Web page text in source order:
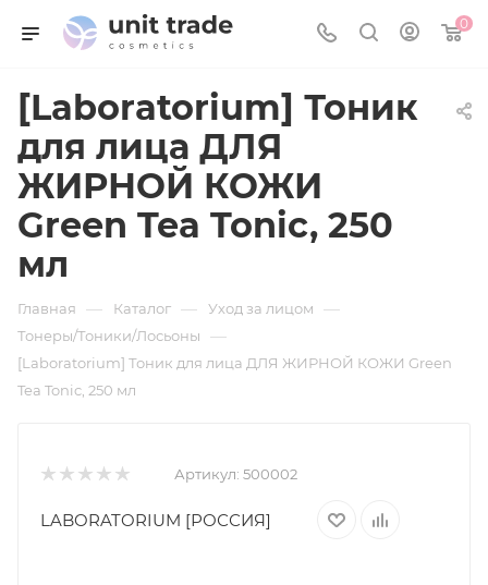
0
[Laboratorium] Тоник
для лица ДЛЯ
ЖИРНОЙ КОЖИ
Green Tea Tonic, 250
мл
Главная — Каталог — Уход за лицом —
Тонеры/Тоники/Лосьоны —
[Laboratorium] Тоник для лица ДЛЯ ЖИРНОЙ КОЖИ Green
Tea Tonic, 250 мл
Артикул: 500002
LABORATORIUM [РОССИЯ]